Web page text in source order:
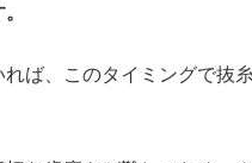
ば、このタイミングで抜